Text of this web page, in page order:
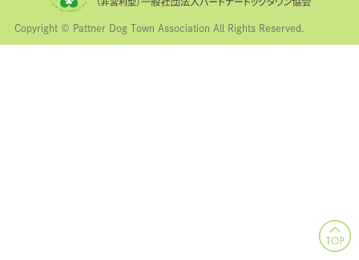
Copyright © Pattner Dog Town Association All Rights Reserved.